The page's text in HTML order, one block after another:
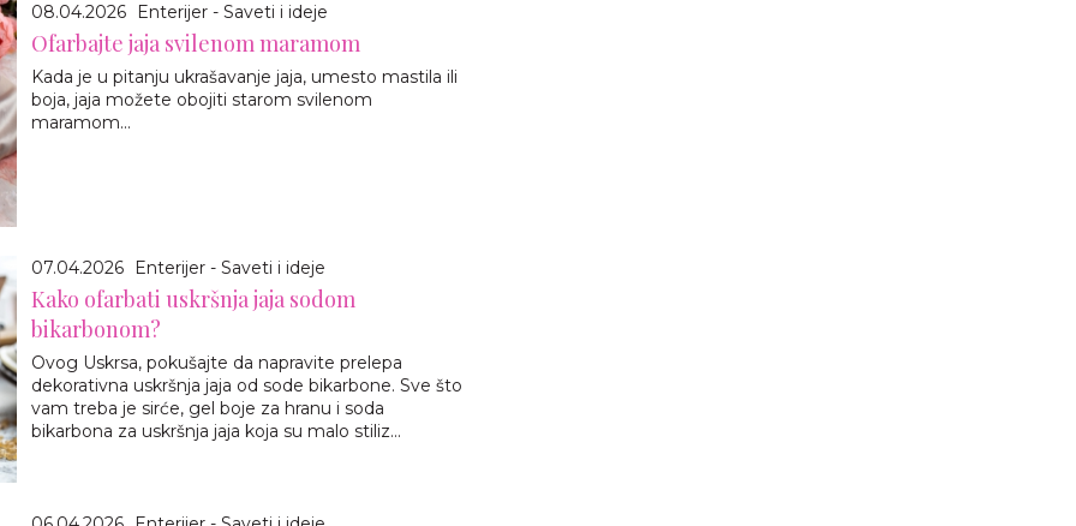
08.04.2026 Enterijer - Saveti i ideje
Ofarbajte jaja svilenom maramom
Kada je u pitanju ukrašavanje jaja, umesto mastila ili
boja, jaja možete obojiti starom svilenom
maramom...
07.04.2026 Enterijer - Saveti i ideje
Kako ofarbati uskršnja jaja sodom
bikarbonom?
Ovog Uskrsa, pokušajte da napravite prelepa
dekorativna uskršnja jaja od sode bikarbone. Sve što
vam treba je sirće, gel boje za hranu i soda
bikarbona za uskršnja jaja koja su malo stiliz...